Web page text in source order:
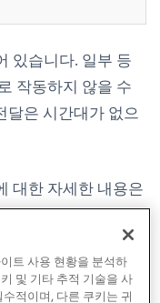
있습니다. 일부 등
작동하지 않을 수
달은 시간대가 없으
대한 자세한 내용은
트 사용 현황을 분석하
및 기타 추적 기술을 사
적이며, 다른 쿠키는 귀